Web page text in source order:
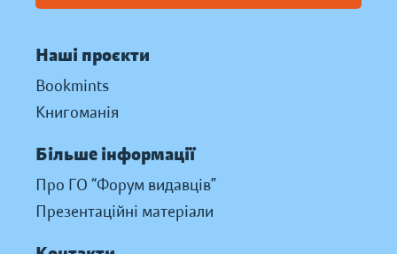
Наші проєкти
Bookmints
Книгоманія
Більше інформації
Про ГО “Форум видавців”
Презентаційні матеріали